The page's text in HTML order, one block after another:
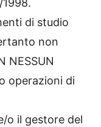
di studio
non
NESSUN
operazioni di
o il gestore del